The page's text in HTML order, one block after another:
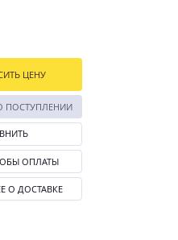
ЦЕНУ
ПОСТУПЛЕНИИ
ОПЛАТЫ
О ДОСТАВКЕ